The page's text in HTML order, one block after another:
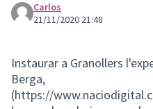
Carlos
21/11/2020 21:48
Instaurar a Granollers
Berga,
(https://